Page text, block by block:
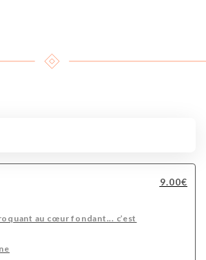
9.00€
au cœur fondant... c’est